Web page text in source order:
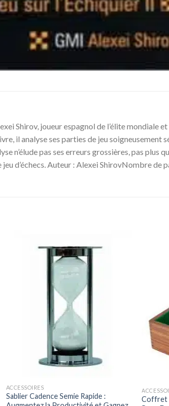
Shirov, joueur espagnol de l’élite
il analyse ses parties de jeu
n’élude pas ses erreurs grossières, pas
jeu d’échecs. Auteur : Alexei ShirovNombre
ACCESSOIRES
Sablier Cadence Semie Rapide :
Coffret